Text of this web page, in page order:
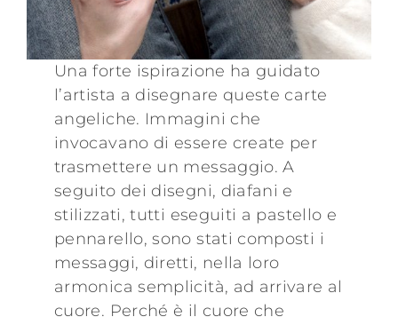
Una forte ispirazione ha guidato
l’artista a disegnare queste carte
angeliche. Immagini che
invocavano di essere create per
trasmettere un messaggio. A
seguito dei disegni, diafani e
stilizzati, tutti eseguiti a pastello e
pennarello, sono stati composti i
messaggi, diretti, nella loro
armonica semplicità, ad arrivare al
cuore. Perché è il cuore che